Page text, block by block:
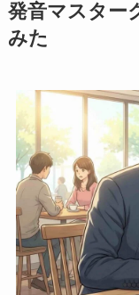
発音マスター
みた